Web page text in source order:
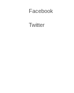
Facebook
Twitter